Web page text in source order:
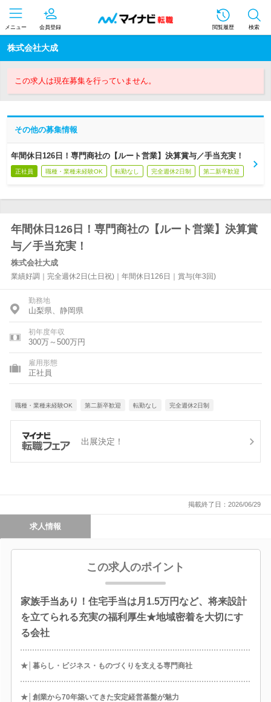
メニュー 会員登録 閲覧履歴 検索
株式会社大成
この求人は現在募集を行っていません。
その他の募集情報
年間休日126日！専門商社の【ルート営業】決算賞与／手当充実！
正社員 職種・業種未経験OK 転勤なし 完全週休2日制 第二新卒歓迎
年間休日126日！専門商社の【ルート営業】決算賞
与／手当充実！
株式会社大成
業績好調｜完全週休2日(土日祝)｜年間休日126日｜賞与(年3回)
勤務地
山梨県、静岡県
初年度年収
300万～500万円
雇用形態
正社員
職種・業種未経験OK 第二新卒歓迎 転勤なし 完全週休2日制
出展決定！
掲載終了日：2026/06/29
求人情報
この求人のポイント
家族手当あり！住宅手当は月1.5万円など、将来設計
を立てられる充実の福利厚生★地域密着を大切にす
る会社
★│暮らし・ビジネス・ものづくりを支える専門商社
★│創業から70年築いてきた安定経営基盤が魅力